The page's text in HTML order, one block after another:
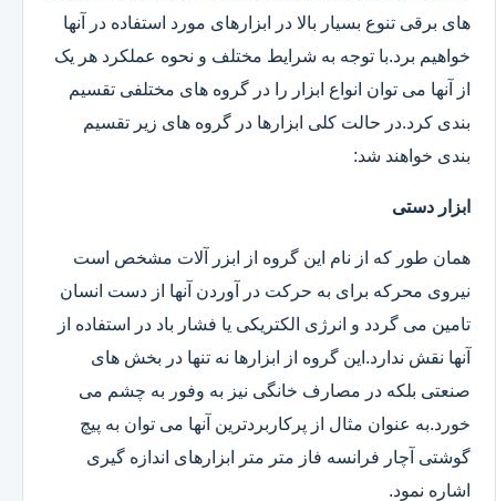
های برقی تنوع بسیار بالا در ابزارهای مورد استفاده در آنها
خواهیم برد.با توجه به شرایط مختلف و نحوه عملکرد هر یک
از آنها می توان انواع ابزار را در گروه های مختلفی تقسیم
بندی کرد.در حالت کلی ابزارها در گروه های زیر تقسیم
بندی خواهند شد:
ابزار دستی
همان طور که از نام این گروه از ابزر آلات مشخص است
نیروی محرکه برای به حرکت در آوردن آنها از دست انسان
تامین می گردد و انرژی الکتریکی یا فشار باد در استفاده از
آنها نقش ندارد.این گروه از ابزارها نه تنها در بخش های
صنعتی بلکه در مصارف خانگی نیز به وفور به چشم می
خورد.به عنوان مثال از پرکاربردترین آنها می توان به پیچ
گوشتی آچار فرانسه فاز متر متر ابزارهای اندازه گیری
اشاره نمود.